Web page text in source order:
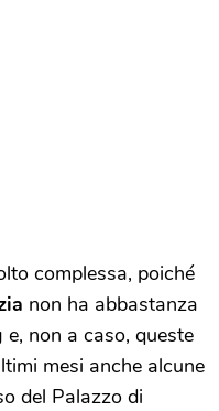
complessa, poiché
non ha abbastanza
non a caso, queste
mesi anche alcune
del Palazzo di